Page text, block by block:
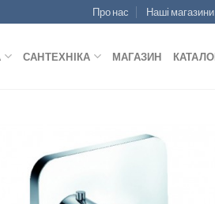
Про нас Наші магазини
САНТЕХНІКА МАГАЗИН